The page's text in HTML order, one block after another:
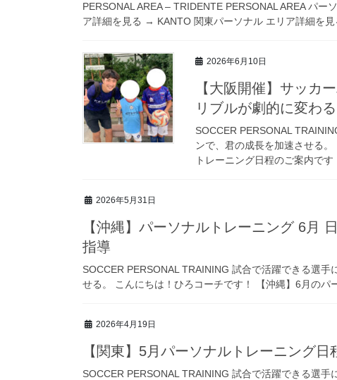
PERSONAL AREA – TRIDENTE PERSONAL AREA パ
ア詳細を見る → KANTO 関東パーソナル エリア詳細を
2026年6月10日
【大阪開催】サッカ
リブルが劇的に変わる
SOCCER PERSONAL
ンで、君の成長を加速させる
トレーニング日程のご案内で
2026年5月31日
【沖縄】パーソナルトレーニング 6月
指導
SOCCER PERSONAL TRAINING 試合で活躍できる選
せる。 こんにちは！ひろコーチです！ 【沖縄】6月の
2026年4月19日
【関東】5月パーソナルトレーニング日
SOCCER PERSONAL TRAINING 試合で活躍できる選